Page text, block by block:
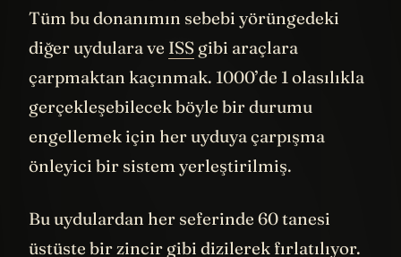
hassas bir navigasyon cihazı da yer alıyor.
Tüm bu donanımın sebebi yörüngedeki
diğer uydulara veISSgibi araçlara
çarpmaktan kaçınmak. 1000’de 1 olasılıkla
gerçekleşebilecek böyle bir durumu
engellemek için her uyduya çarpışma
Bu uydulardan her seferinde 60 tanesi